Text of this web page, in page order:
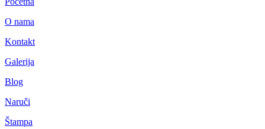
O nama
Kontakt
Galerija
Blog
Naruči
Štampa